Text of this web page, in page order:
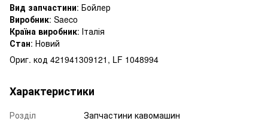
Вид запчастини: Бойлер
Виробник: Saeco
Країна виробник: Італія
Стан: Новий
Ориг. код 421941309121, LF 1048994
Характеристики
Розділ
Запчастини кавомашин